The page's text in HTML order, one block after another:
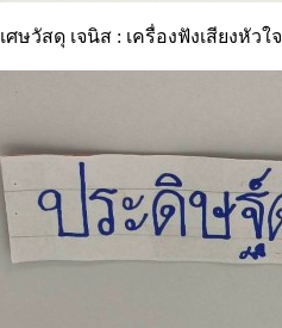
ษวัสดุ เจนิส : เครื่องฟังเสียงหัวใจ